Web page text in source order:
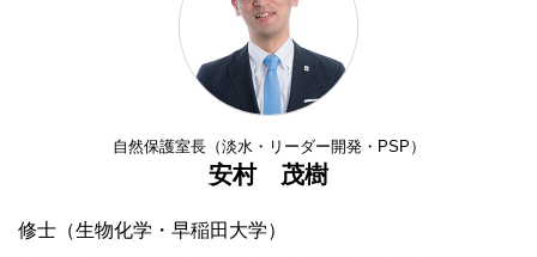
自然保護室長（淡水・リーダー開発・PSP）
安村 茂樹
修士（生物化学・早稲田大学）